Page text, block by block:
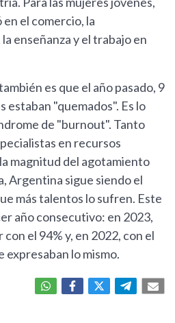
el comercio, la
enseñanza y el trabajo en
es que el año pasado, 9
estaban "quemados". Es lo
de "burnout". Tanto
en recursos
magnitud del agotamiento
Argentina sigue siendo el
más talentos lo sufren. Este
año consecutivo: en 2023,
el 94% y, en 2022, con el
expresaban lo mismo.